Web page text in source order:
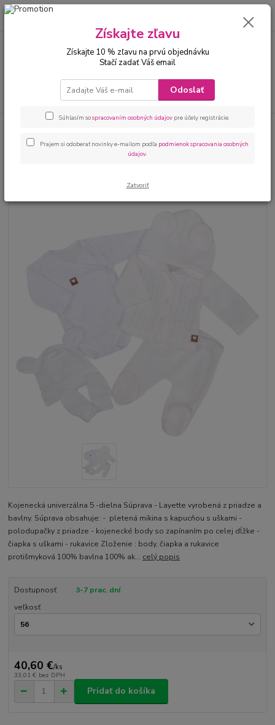
00421 905 612848 za0 €
Kojenecká 5 dielna súprava biela
Kojenecká univerzálna 5 -dielna Súprava - Layette vyrobená z priadze a
bavlny. Súprava obsahuje: - pletená mikina s kapucňou s uškami -
polodupačky z priadze - kojenecké body so zapínaním po celej dĺžke -
čiapka s uškami - rukavice Zloženie : body, čiapka a rukavice
protišmyková 100% bavlna 100% ak... celý popis
Dostupnosť
3-7 prac. dní
veľkosť
40,60 €/ks
33,01 € bez DPH
Pridať do košíka
Získajte zľavu
Získajte 10 % zľavu na prvú objednávku
Stačí zadať Váš email
Odoslať
Súhlasím sospracovaním osobných údajov pre účely registrácie.
Prajem si odoberať novinky e-mailom podľa podmienok spracovania osobných
údajov.
Zatvoriť